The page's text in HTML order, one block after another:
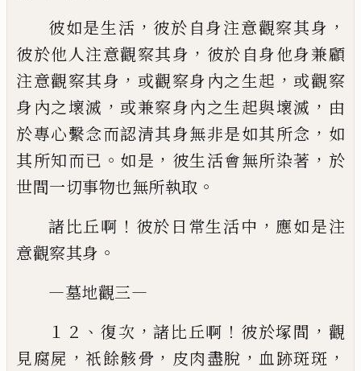
彼如是生活 ， 彼於自身注意觀察其身 ，
彼於他人注意觀察其身 ， 彼於自身他身兼顧
注意觀察其身 ， 或觀察身內之生起 ， 或觀察
身內之壞滅 ， 或兼察身內之生起與壞滅 ， 由
於專心繫念而認清其身無非是如其所念 ， 如
其所知而已 。 如是 ， 彼生活會無所染著 ， 於
世間一切事物也無所執取 。
諸比丘啊 ！ 彼於日常生活中 ， 應如是注
意觀察其身 。
—墓地觀三—
１２ 、復次 ，諸比丘啊 ！ 彼於塚間 ， 觀
見腐屍 ， 祇餘骸骨 ， 皮肉盡脫 ，血跡斑斑 ，